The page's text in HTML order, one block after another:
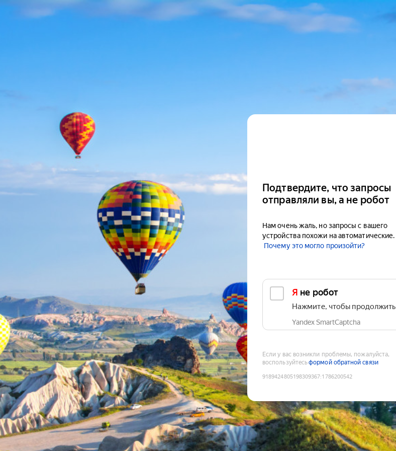
Подтвердите, что запросы
отправляли вы, а не робот
Нам очень жаль, но запросы с вашего
устройства похожи на автоматические.
Почему это могло произойти?
Я не робот
Нажмите, чтобы продолжить
Yandex SmartCaptcha
Если у вас возникли проблемы, пожалуйста,
воспользуйтесьформой обратной связи
9189424805198309367:1786200542